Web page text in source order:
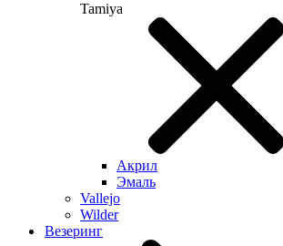
Tamiya
Акрил
Эмаль
Vallejo
Wilder
Везеринг